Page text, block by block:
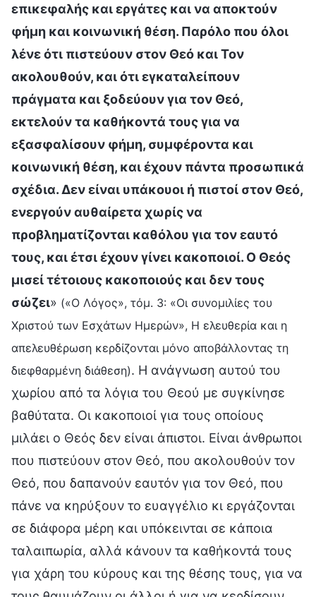
επικεφαλής και εργάτες και να αποκτούν
φήμη και κοινωνική θέση. Παρόλο που όλοι
λένε ότι πιστεύουν στον Θεό και Τον
ακολουθούν, και ότι εγκαταλείπουν
πράγματα και ξοδεύουν για τον Θεό,
εκτελούν τα καθήκοντά τους για να
εξασφαλίσουν φήμη, συμφέροντα και
κοινωνική θέση, και έχουν πάντα προσωπικά
σχέδια. Δεν είναι υπάκουοι ή πιστοί στον Θεό,
ενεργούν αυθαίρετα χωρίς να
προβληματίζονται καθόλου για τον εαυτό
τους, και έτσι έχουν γίνει κακοποιοί. Ο Θεός
μισεί τέτοιους κακοποιούς και δεν τους
σώζει» («Ο Λόγος», τόμ. 3: «Οι συνομιλίες του
Χριστού των Εσχάτων Ημερών», Η ελευθερία και η
απελευθέρωση κερδίζονται μόνο αποβάλλοντας τη
διεφθαρμένη διάθεση). Η ανάγνωση αυτού του
χωρίου από τα λόγια του Θεού με συγκίνησε
βαθύτατα. Οι κακοποιοί για τους οποίους
μιλάει ο Θεός δεν είναι άπιστοι. Είναι άνθρωποι
που πιστεύουν στον Θεό, που ακολουθούν τον
Θεό, που δαπανούν εαυτόν για τον Θεό, που
πάνε να κηρύξουν το ευαγγέλιο κι εργάζονται
σε διάφορα μέρη και υπόκεινται σε κάποια
ταλαιπωρία, αλλά κάνουν τα καθήκοντά τους
για χάρη του κύρους και της θέσης τους, για να